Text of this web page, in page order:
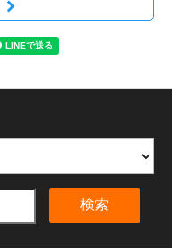
検索